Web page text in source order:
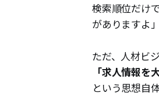
検索順位だけ
がありますよ
ただ、人材ビ
「求人情報を
という思想自